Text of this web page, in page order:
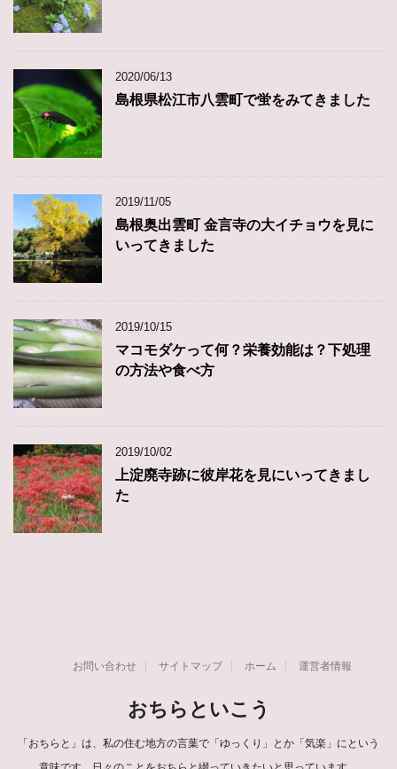
2020/06/13
島根県松江市八雲町で蛍をみてきました
2019/11/05
島根奥出雲町 金言寺の大イチョウを見に
いってきました
2019/10/15
マコモダケって何？栄養効能は？下処理
の方法や食べ方
2019/10/02
上淀廃寺跡に彼岸花を見にいってきまし
た
お問い合わせ サイトマップ ホーム 運営者情報
おちらといこう
「おちらと」は、私の住む地方の言葉で「ゆっくり」とか「気楽」にという